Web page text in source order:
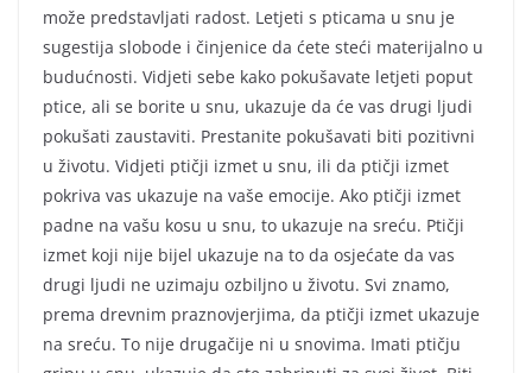
može predstavljati radost. Letjeti s pticama u snu je
sugestija slobode i činjenice da ćete steći materijalno u
budućnosti. Vidjeti sebe kako pokušavate letjeti poput
ptice, ali se borite u snu, ukazuje da će vas drugi ljudi
pokušati zaustaviti. Prestanite pokušavati biti pozitivni
u životu. Vidjeti ptičji izmet u snu, ili da ptičji izmet
pokriva vas ukazuje na vaše emocije. Ako ptičji izmet
padne na vašu kosu u snu, to ukazuje na sreću. Ptičji
izmet koji nije bijel ukazuje na to da osjećate da vas
drugi ljudi ne uzimaju ozbiljno u životu. Svi znamo,
prema drevnim praznovjerjima, da ptičji izmet ukazuje
na sreću. To nije drugačije ni u snovima. Imati ptičju